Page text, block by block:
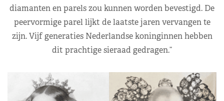
diamanten en parels zou kunnen worden bevestigd. De
peervormige parel lijkt de laatste jaren vervangen te
zijn. Vijf generaties Nederlandse koninginnen hebben
dit prachtige sieraad gedragen.”